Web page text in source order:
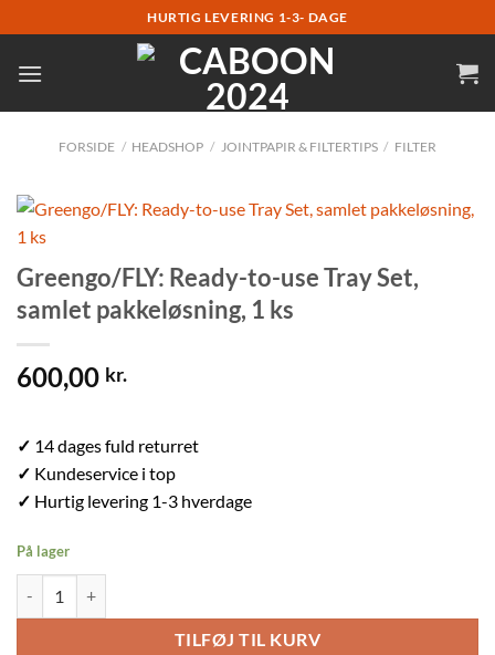
til
indhold
HURTIG LEVERING 1-3- DAGE
FORSIDE / HEADSHOP / JOINTPAPIR & FILTERTIPS / FILTER
Greengo/FLY: Ready-to-use Tray Set,
samlet pakkeløsning, 1 ks
600,00 kr.
✓ 14 dages fuld returret
✓ Kundeservice i top
✓ Hurtig levering 1-3 hverdage
På lager
TILFØJ TIL KURV